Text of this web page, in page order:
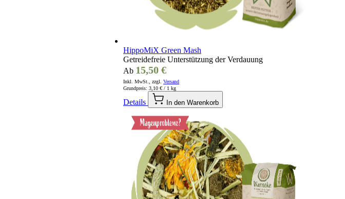
HippoMiX Green Mash
Getreidefreie Unterstützung der Verdauung
Ab 15,50 €
Inkl. MwSt., zzgl. Versand
Grundpreis: 3,10 € / 1 kg
Details In den Warenkorb